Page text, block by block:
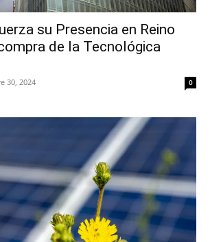
su Presencia en Reino
de la Tecnológica
30, 2024 0